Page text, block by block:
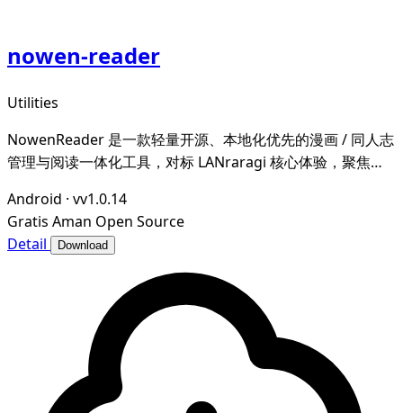
nowen-reader
Utilities
NowenReader 是一款轻量开源、本地化优先的漫画 / 同人志
管理与阅读一体化工具，对标 LANraragi 核心体验，聚焦本
画爱好者打造私域、可控、高效的个人漫画图书馆。
Android · vv1.0.14
Gratis Aman Open Source
Detail
Download